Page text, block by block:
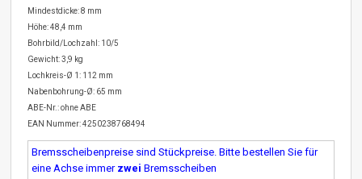
Mindestdicke: 8 mm
Höhe: 48,4 mm
Bohrbild/Lochzahl: 10/5
Gewicht: 3,9 kg
Lochkreis-Ø 1: 112 mm
Nabenbohrung-Ø: 65 mm
ABE-Nr.: ohne ABE
EAN Nummer: 4250238768494
Bremsscheibenpreise sind Stückpreise. Bitte bestellen Sie für
eine Achse immer zwei Bremsscheiben